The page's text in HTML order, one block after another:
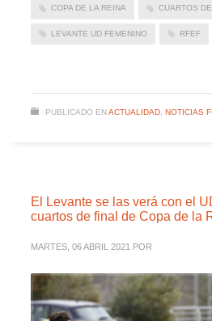
COPA DE LA REINA CUARTOS
LEVANTE UD FEMENINO RFEF
PUBLICADO EN ACTUALIDAD, NOTICIAS
El Levante se las verá con el
cuartos de final de Copa de la
MARTES, 06 ABRIL 2021 POR